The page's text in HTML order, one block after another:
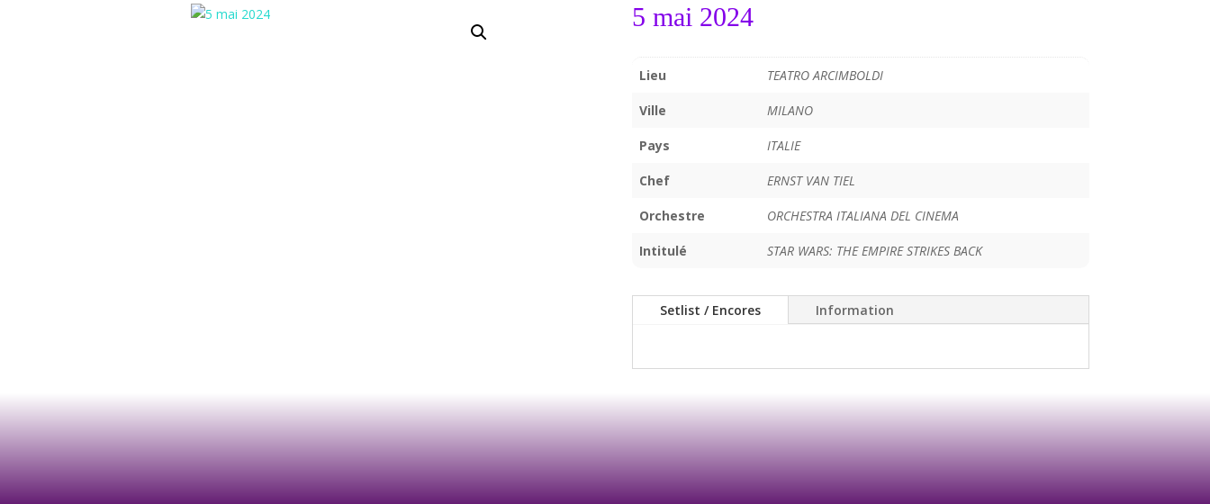
5 mai 2024
Lieu TEATRO ARCIMBOLDI
Ville MILANO
Pays ITALIE
Chef ERNST VAN TIEL
Orchestre ORCHESTRA ITALIANA DEL CINEMA
Intitulé STAR WARS: THE EMPIRE STRIKES BACK
Setlist / Encores Information